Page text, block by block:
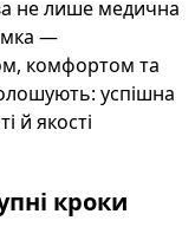
не лише медична
—
комфортом та
успішна
й якості
кроки